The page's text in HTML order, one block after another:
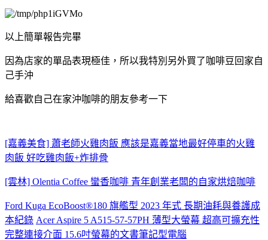
以上簡單報告完畢
因為店家的單品表現極佳，所以我特別另外買了咖啡豆回家自
己手沖
給喜歡自己在家沖咖啡的朋友參考一下
[嘉義美食] 蕭老師火雞肉飯 應該是嘉義當地最好停車的火雞
肉飯 好吃雞肉飯+炸排骨
[雲林] Olentia Coffee 蠻香咖啡 青年創業老闆的自家烘焙咖啡
Ford Kuga EcoBoost®180 旗艦型 2023 年式 長期油耗與養護成
本紀錄 Acer Aspire 5 A515-57-57PH 薄型大螢幕 超高可擴充性
完整連接介面 15.6吋螢幕的文書筆記型電腦